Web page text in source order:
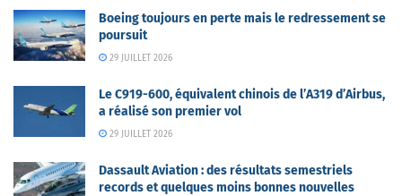
Boeing toujours en perte mais le redressement se
poursuit
29 JUILLET 2026
Le C919-600, équivalent chinois de l’A319 d’Airbus,
a réalisé son premier vol
29 JUILLET 2026
Dassault Aviation : des résultats semestriels
records et quelques moins bonnes nouvelles